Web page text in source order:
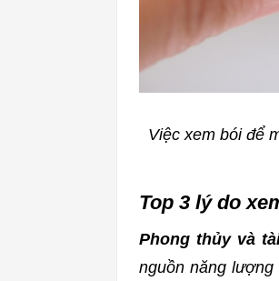
Việc xem bói để
Top 3 lý do
Phong thủy và
nguồn năng